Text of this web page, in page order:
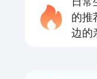
的推
边的